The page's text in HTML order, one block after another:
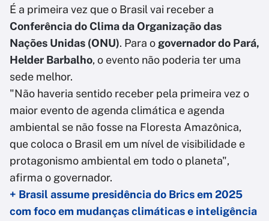
É a primeira vez que o Brasil vai receber a
Conferência do Clima da Organização das
Nações Unidas (ONU). Para o governador do Pará,
Helder Barbalho, o evento não poderia ter uma
sede melhor.
"Não haveria sentido receber pela primeira vez o
maior evento de agenda climática e agenda
ambiental se não fosse na Floresta Amazônica,
que coloca o Brasil em um nível de visibilidade e
protagonismo ambiental em todo o planeta",
afirma o governador.
+ Brasil assume presidência do Brics em 2025
com foco em mudanças climáticas e inteligência